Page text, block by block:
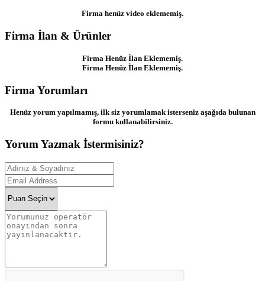
Firma henüz video eklememiş.
Firma İlan & Ürünler
Firma Henüz İlan Eklememiş.
Firma Henüz İlan Eklememiş.
Firma Yorumları
Henüz yorum yapılmamış, ilk siz yorumlamak isterseniz aşağıda bulunan
formu kullanabilirsiniz.
Yorum Yazmak İstermisiniz?